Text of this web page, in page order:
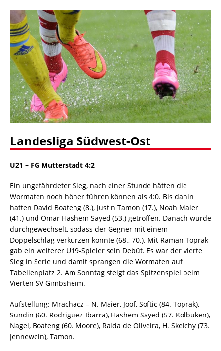
Landesliga Südwest-Ost
U21 – FG Mutterstadt 4:2
Ein ungefährdeter Sieg, nach einer Stunde hätten die
Wormaten noch höher führen können als 4:0. Bis dahin
hatten David Boateng (8.), Justin Tamon (17.), Noah Maier
(41.) und Omar Hashem Sayed (53.) getroffen. Danach wurde
durchgewechselt, sodass der Gegner mit einem
Doppelschlag verkürzen konnte (68., 70.). Mit Raman Toprak
gab ein weiterer U19-Spieler sein Debüt. Es war der vierte
Sieg in Serie und damit sprangen die Wormaten auf
Tabellenplatz 2. Am Sonntag steigt das Spitzenspiel beim
Vierten SV Gimbsheim.
Aufstellung: Mrachacz – N. Maier, Joof, Softic (84. Toprak),
Sundin (60. Rodriguez-Ibarra), Hashem Sayed (57. Kolbüken),
Nagel, Boateng (60. Moore), Ralda de Oliveira, H. Skelchy (73.
Jennewein), Tamon.